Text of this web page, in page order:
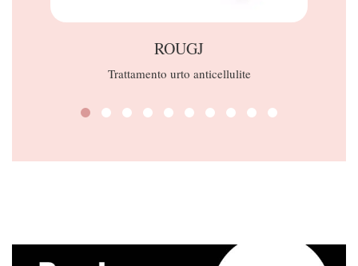
ROUGJ
Trattamento urto anticellulite